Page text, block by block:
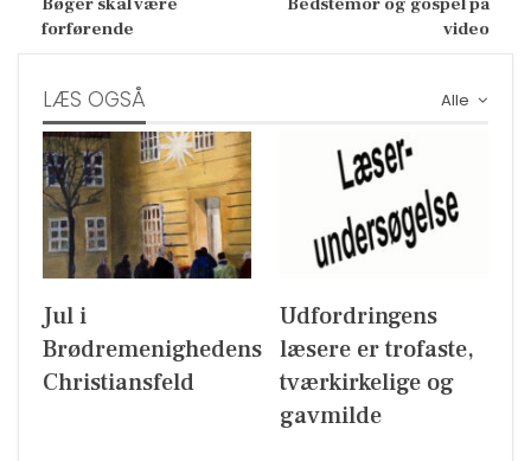
forførende
video
Alle
LÆS OGSÅ
Jul i
Brødremenighedens
Christiansfeld
Udfordringens
læsere er trofaste,
tværkirkelige og
gavmilde